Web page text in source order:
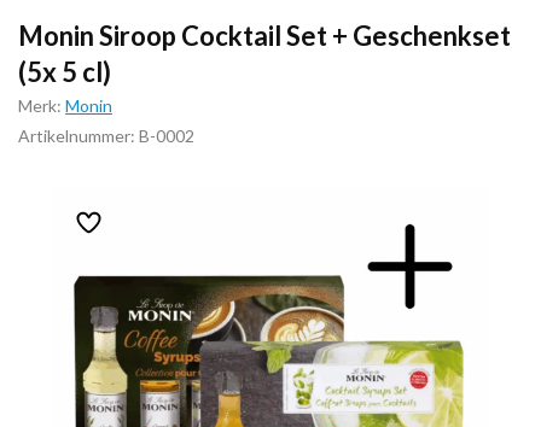
Monin Siroop Cocktail Set + Geschenkset
(5x 5 cl)
Merk: Monin
Artikelnummer: B-0002